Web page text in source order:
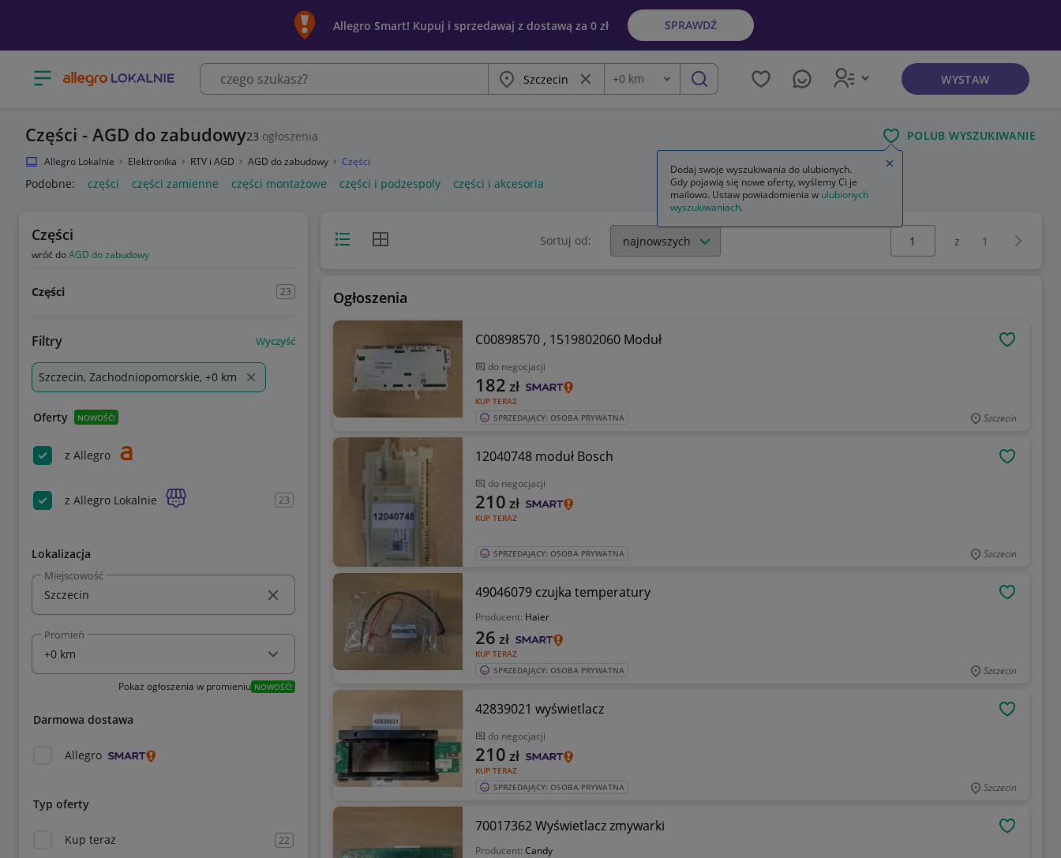
Allegro Smart! Kupuj i sprzedawaj z dostawą za 0 zł SPRAWDŹ
Otwórz menu z kategoriami Miasto Wyczyść frazę
Odległość
+0 km szukaj WYSTAW
Części - AGD do zabudowy23 ogłoszenia POLUB WYSZUKIWANIE
Allegro Lokalnie Elektronika RTV i AGD AGD do zabudowy Części
Podobne: części części zamienne części montażowe części i podzespoly części i akcesoria
Części
wróć doAGD do zabudowy
Części 23
Filtry Wyczyść
Szczecin, Zachodniopomorskie, +0 km
Oferty NOWOŚĆ!
z Allegro
z Allegro Lokalnie 23
Lokalizacja
Miejscowość
Promień
Pokaż ogłoszenia w promieniu NOWOŚĆ!
Darmowa dostawa
Allegro
Typ oferty
Kup teraz 22
Widok listyWidok siatki Sortuj od:
Wybierz stronę:
z 1
Ogłoszenia
C00898570 , 1519802060 Moduł
do negocjacji
KUP TERAZ
182 zł
SPRZEDAJĄCY: OSOBA PRYWATNA Szczecin
12040748 moduł Bosch
do negocjacji
KUP TERAZ
210 zł
SPRZEDAJĄCY: OSOBA PRYWATNA Szczecin
49046079 czujka temperatury
Producent: Haier
KUP TERAZ
26 zł
SPRZEDAJĄCY: OSOBA PRYWATNA Szczecin
42839021 wyświetlacz
do negocjacji
KUP TERAZ
210 zł
SPRZEDAJĄCY: OSOBA PRYWATNA Szczecin
70017362 Wyświetlacz zmywarki
Producent: Candy
Dodaj swoje wyszukiwania do ulubionych.
Gdy pojawią się nowe oferty, wyślemy Ci je
mailowo. Ustaw powiadomienia w ulubionych
wyszukiwaniach.
Zamknij wskazówkę